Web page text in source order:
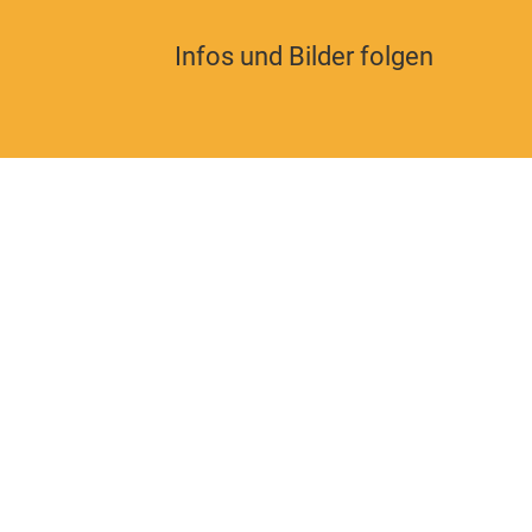
Infos und Bilder folgen